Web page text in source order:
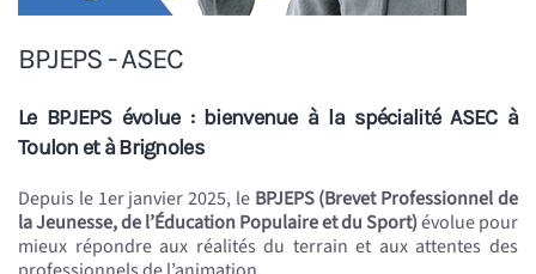
BPJEPS - ASEC
Le BPJEPS évolue : bienvenue à la spécialité ASEC à
Toulon et à Brignoles
Depuis le 1er janvier 2025, le BPJEPS (Brevet Professionnel de
la Jeunesse, de l’Éducation Populaire et du Sport)évolue pour
mieux répondre aux réalités du terrain et aux attentes des